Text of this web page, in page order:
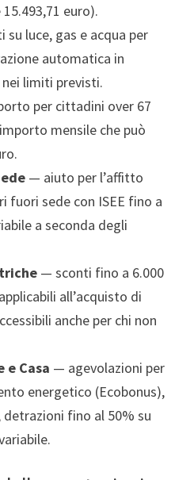
euro).
luce, gas e acqua per
automatica in
nei limiti previsti.
per cittadini over 67
mensile che può
— aiuto per l’affitto
fuori sede con ISEE fino a
a seconda degli
— sconti fino a 6.000
all’acquisto di
anche per chi non
e Casa — agevolazioni per
energetico (Ecobonus),
fino al 50% su